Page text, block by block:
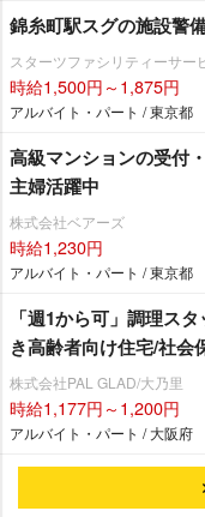
錦糸町駅スグの施設警
スターツファシリティーサー
時給1,500円～1,875円
アルバイト・パート / 東京都
高級マンションの受付
主婦活躍中
株式会社ベアーズ
時給1,230円
アルバイト・パート / 東京都
「週1から可」調理ス
き高齢者向け住宅/社会
株式会社PAL GLAD/大乃里
時給1,177円～1,200円
アルバイト・パート / 大阪府